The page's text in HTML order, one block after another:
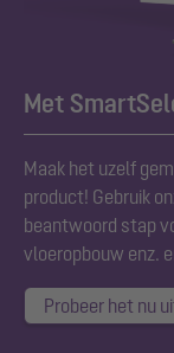
Met
Maak het uzelf
product! Gebruik
beantwoord stap
vloeropbouw enz.
Probeer het nu